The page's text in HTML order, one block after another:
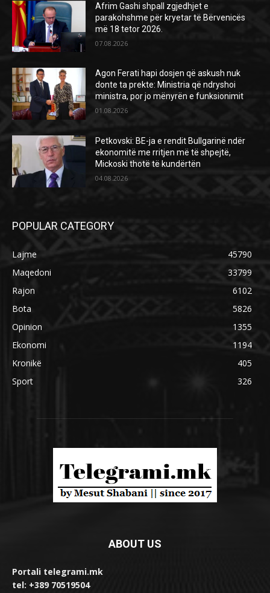
Afrim Gashi shpall zgjedhjet e
parakohshme për kryetar të Bërvenicës
më 18 tetor 2026.
07.08.2026
Agon Ferati hapi dosjen që askush nuk
donte ta prekte: Ministria që ndryshoi
ministra, por jo mënyrën e funksionimit
01.08.2026
Petkovski: BE-ja e rendit Bullgarinë ndër
ekonomitë me rritjen më të shpejtë,
Mickoski thotë të kundërtën
04.08.2026
POPULAR CATEGORY
Lajme
45790
Maqedoni
33799
Rajon
6102
Bota
5826
Opinion
1355
Ekonomi
1194
Kronikë
405
Sport
326
ABOUT US
Portali telegrami.mk
tel: +389 70519504